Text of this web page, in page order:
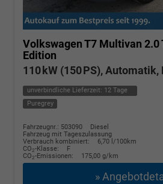
Volkswagen T7 Multivan 2.0
Edition
110 kW (150 PS),
unverbindliche Lieferzeit: 12 Tage
Puregrey
Fahrzeugnr.: 503090
Diesel
Fahrzeug mit Tageszulassung
Verbrauch kombiniert:
6,70 l/100km
CO2-Klasse:
F
CO2-Emissionen: 175,00 g/km
»